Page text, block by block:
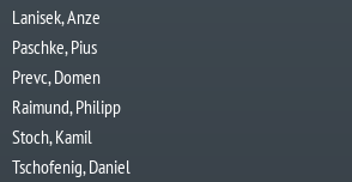
Lanisek, Anze
Paschke, Pius
Prevc, Domen
Raimund, Philipp
Stoch, Kamil
Tschofenig, Daniel